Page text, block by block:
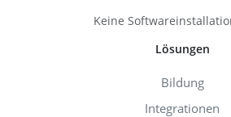
Keine
Lösungen
Bildung
Integrationen